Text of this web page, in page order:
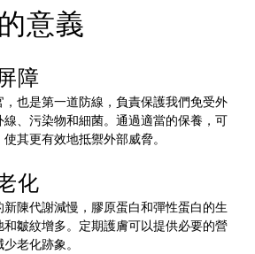
意義
障
也是第一道防線，負責保護我們免受外
、污染物和細菌。通過適當的保養，可
其更有效地抵禦外部威脅。
化
陳代謝減慢，膠原蛋白和彈性蛋白的生
皺紋增多。定期護膚可以提供必要的營
老化跡象。